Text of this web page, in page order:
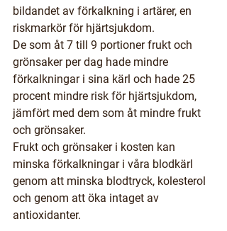
bildandet av förkalkning i artärer, en
riskmarkör för hjärtsjukdom.
De som åt 7 till 9 portioner frukt och
grönsaker per dag hade mindre
förkalkningar i sina kärl och hade 25
procent mindre risk för hjärtsjukdom,
jämfört med dem som åt mindre frukt
och grönsaker.
Frukt och grönsaker i kosten kan
minska förkalkningar i våra blodkärl
genom att minska blodtryck, kolesterol
och genom att öka intaget av
antioxidanter.